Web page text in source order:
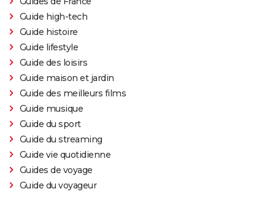
Guide high-tech
Guide histoire
Guide lifestyle
Guide des loisirs
Guide maison et jardin
Guide des meilleurs films
Guide musique
Guide du sport
Guide du streaming
Guide vie quotidienne
Guides de voyage
Guide du voyageur